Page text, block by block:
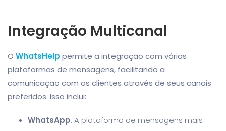
Integração Multicanal
O WhatsHelp permite a integração com várias
plataformas de mensagens, facilitando a
comunicação com os clientes através de seus canais
preferidos. Isso inclui:
WhatsApp: A plataforma de mensagens mais